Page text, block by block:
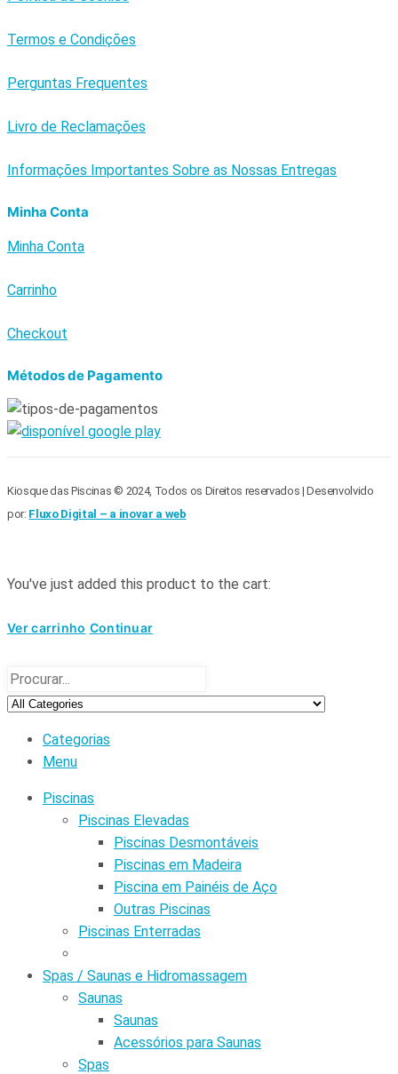
Termos e Condições
Perguntas Frequentes
Livro de Reclamações
Informações Importantes Sobre as Nossas Entregas
Minha Conta
Minha Conta
Carrinho
Checkout
Métodos de Pagamento
Kiosque das Piscinas © 2024, Todos os Direitos reservados | Desenvolvido
por: Fluxo Digital – a inovar a web
You've just added this product to the cart:
Ver carrinho Continuar
Categorias
Menu
Piscinas
Piscinas Elevadas
Piscinas Desmontáveis
Piscinas em Madeira
Piscina em Painéis de Aço
Outras Piscinas
Piscinas Enterradas
Spas / Saunas e Hidromassagem
Saunas
Saunas
Acessórios para Saunas
Spas